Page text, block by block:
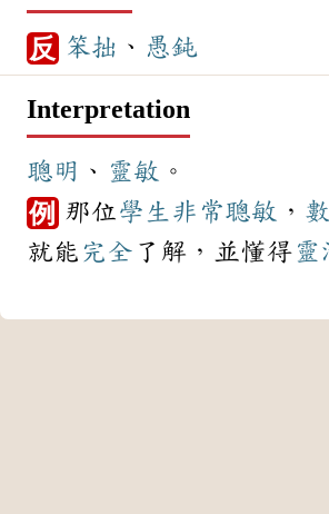
反 笨拙 、 愚鈍
Interpretation
聰明 、 靈敏 。
例 那位 學生 非常聰敏 ，
就能 完全 了解，並懂得 靈